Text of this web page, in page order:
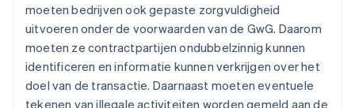
moeten bedrijven ook gepaste zorgvuldigheid
uitvoeren onder de voorwaarden van de GwG. Daarom
moeten ze contractpartijen ondubbelzinnig kunnen
identificeren en informatie kunnen verkrijgen over het
doel van de transactie. Daarnaast moeten eventuele
tekenen van illegale activiteiten worden gemeld aan de